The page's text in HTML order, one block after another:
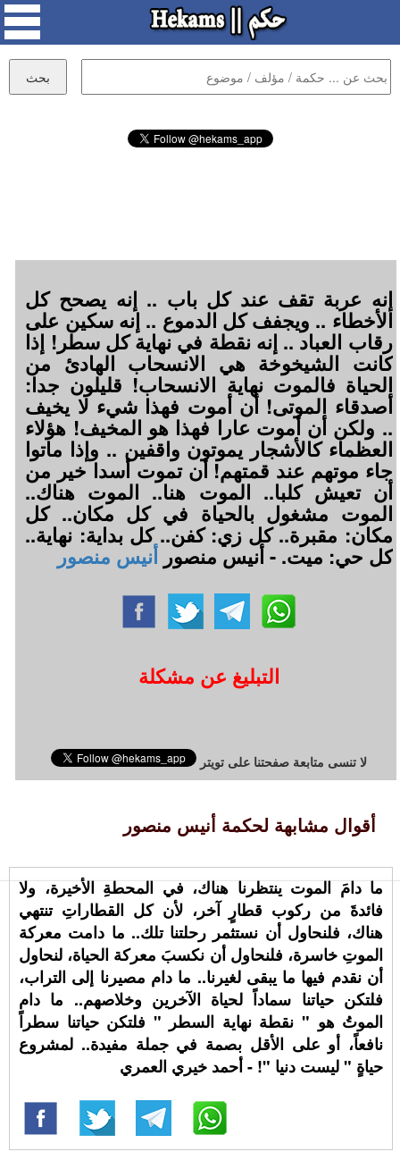
إنه عربة تقف عند كل باب .. إنه يصحح كل
الأخطاء .. ويجفف كل الدموع .. إنه سكين على
رقاب العباد .. إنه نقطة في نهاية كل سطر! إذا
كانت الشيخوخة هي الانسحاب الهادئ من
الحياة فالموت نهاية الانسحاب! قليلون جدا:
أصدقاء الموتى! أن أموت فهذا شيء لا يخيف
.. ولكن أن أموت عارا فهذا هو المخيف! هؤلاء
العظماء كالأشجار يموتون واقفين .. وإذا ماتوا
جاء موتهم عند قمتهم! أن تموت أسدا خير من
أن تعيش كلبا.. الموت هنا.. الموت هناك..
الموت مشغول بالحياة في كل مكان.. كل
مكان: مقبرة.. كل زي: كفن.. كل بداية: نهاية..
كل حي: ميت. - أنيس منصورأنيس منصور
التبليغ عن مشكلة
لا تنسى متابعة صفحتنا على تويتر
أقوال مشابهة لحكمة أنيس منصور
ما دامَ الموت ينتظرنا هناك، في المحطةِ الأخيرة، ولا
فائدةَ من ركوب قطارٍ آخر، لأن كل القطاراتِ تنتهي
هناك، فلنحاول أن نستثمر رحلتنا تلك.. ما دامت معركة
الموتِ خاسرة، فلنحاول أن نكسبَ معركة الحياة، لنحاول
أن نقدم فيها ما يبقى لغيرنا.. ما دام مصيرنا إلى التراب،
فلتكن حياتنا سماداً لحياة الآخرين وخلاصهم.. ما دام
الموتُ هو " نقطة نهاية السطر " فلتكن حياتنا سطراً
نافعاً، أو على الأقل بصمة في جملة مفيدة.. لمشروع
حياةٍ " ليست دنيا "! - أحمد خيري العمري